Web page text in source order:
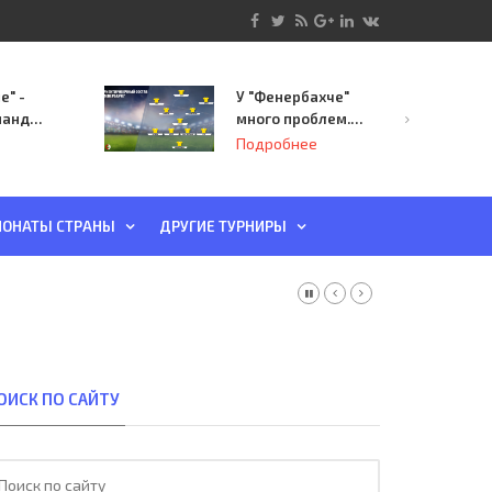
-
У "Фенербахче"
много проблем.
Но он опасен для
Подробнее
СТРАНЫ ДРУГИЕ ТУРНИРЫ
ПО САЙТУ